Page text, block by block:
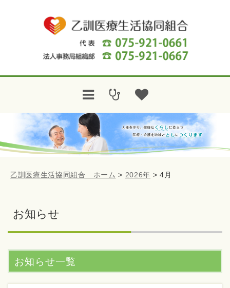
乙訓医療生活協同組合 ホーム > 2026年 >4月
お知らせ
お知らせ一覧